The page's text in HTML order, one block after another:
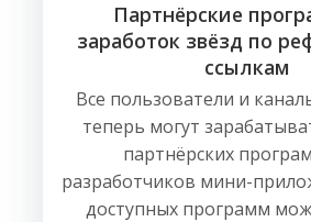
Партнёрские
заработок звёзд по
ссылкам
Все пользователи и
теперь могут
партнёрских
разработчиков мини-
доступных программ